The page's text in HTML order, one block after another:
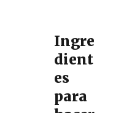
Ingre
dient
es
para